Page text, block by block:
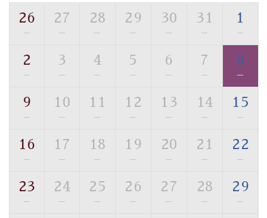
の効果が高い、極めて希有な源泉です。身も心も癒され
■お座敷風呂（大浴場）
温泉の成分に合わせ、防菌防カビの特殊素材の畳を使
用。 足元が柔らかく、そして滑りにくい畳のお風呂で
す。
※男性大浴場までのご移動には階段がございます。 予め
■貸切温泉風呂 （40分2000円）
む貸切温泉風呂です。ゆったりといやされるプライベー
トな空間をお愉しみください。
26
—
27
—
28
—
29
—
30
—
31
—
1
—
2
—
3
—
4
—
5
—
6
—
7
—
8
—
9
—
10
—
11
—
12
—
13
—
14
—
15
—
16
—
17
—
18
—
19
—
20
—
21
—
22
—
23
—
24
—
25
—
26
—
27
—
28
—
29
—